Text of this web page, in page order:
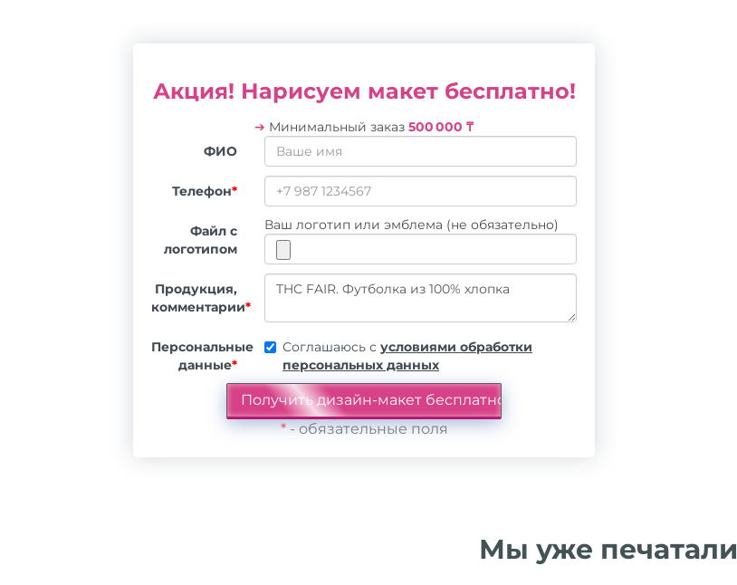
Акция! Нарисуем макет бесплатно!
➔ Минимальный заказ 500 000 ₸
ФИО
Телефон*
Файл с
логотипом
Ваш логотип или эмблема (не обязательно)
Продукция,
комментарии*
Персональные
данные*
Соглашаюсь с условиями обработки
персональных данных
*- обязательные поля
Мы уже печатали